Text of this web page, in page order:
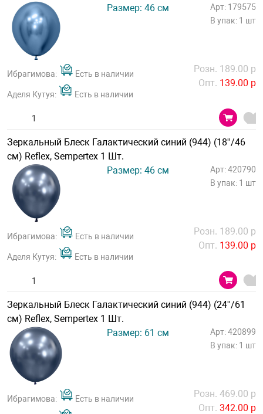
Размер: 46 см
Арт: 179575
В упак: 1 шт
Ибрагимова: Есть в наличии
Аделя Кутуя: Есть в наличии
Розн. 189.00 р
Опт. 139.00 р
Зеркальный Блеск Галактический синий (944) (18''/46
см) Reflex, Sempertex 1 Шт.
Размер: 46 см
Арт: 420790
В упак: 1 шт
Ибрагимова: Есть в наличии
Аделя Кутуя: Есть в наличии
Розн. 189.00 р
Опт. 139.00 р
Зеркальный Блеск Галактический синий (944) (24''/61
см) Reflex, Sempertex 1 Шт.
Размер: 61 см
Арт: 420899
В упак: 1 шт
Ибрагимова: Есть в наличии
Розн. 469.00 р
Опт. 342.00 р